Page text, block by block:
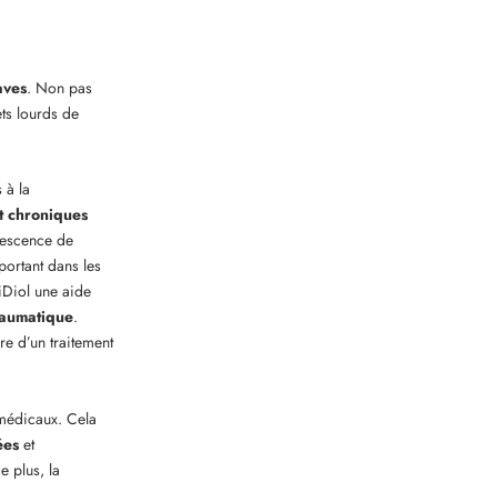
. Non pas
lourds de
à la
chroniques
de
dans les
une aide
.
d’un traitement
Cela
et
plus, la